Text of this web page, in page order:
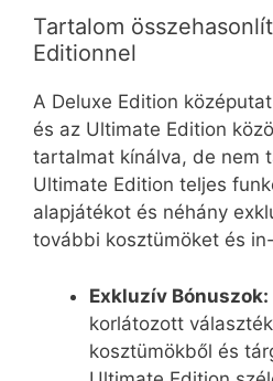
Tartalom
Editionnel
A Deluxe Edition
és az Ultimate Edition
tartalmat kínálva, de nem
Ultimate Edition teljes
alapjátékot és néhány
további kosztümöket és
Exkluzív Bónuszok:
korlátozott
kosztümökből és